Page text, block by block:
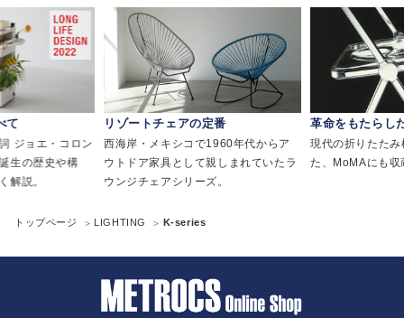
て
ジョエ・コロン
生の歴史や構
解説。
リゾートチェアの定番
西海岸・メキシコで1960年代からア
ウトドア家具として親しまれていたラ
ウンジチェアシリーズ。
革命をもたらし
現代の折りたた
た、MoMAにも収
トップページ LIGHTING K-series